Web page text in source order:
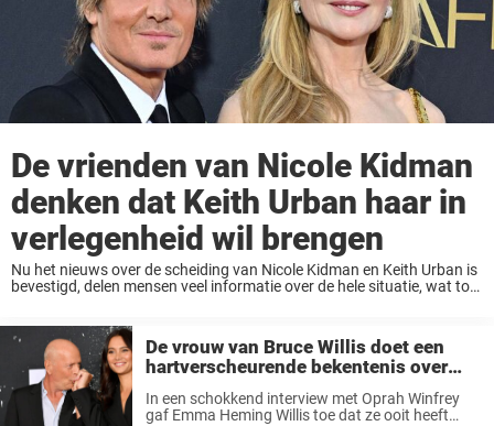
De vrienden van Nicole Kidman
denken dat Keith Urban haar in
verlegenheid wil brengen
Nu het nieuws over de scheiding van Nicole Kidman en Keith Urban is
bevestigd, delen mensen veel informatie over de hele situatie, wat tot
De vrouw van Bruce Willis doet een
hartverscheurende bekentenis over
hun scheiding
In een schokkend interview met Oprah Winfrey
gaf Emma Heming Willis toe dat ze ooit heeft